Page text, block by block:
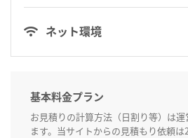
ネット環境
基本料金プラン
お見積りの計算方法（日割り等）は
ます。当サイトからの見積もり依頼は